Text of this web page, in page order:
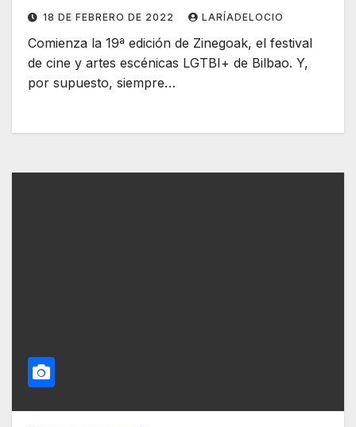
18 DE FEBRERO DE 2022 LARÍADELOCIO
Comienza la 19ª edición de Zinegoak, el festival
de cine y artes escénicas LGTBI+ de Bilbao. Y,
por supuesto, siempre…